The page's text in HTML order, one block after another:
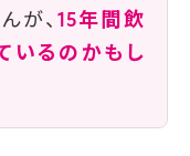
が、 15年間飲
いるのかもし